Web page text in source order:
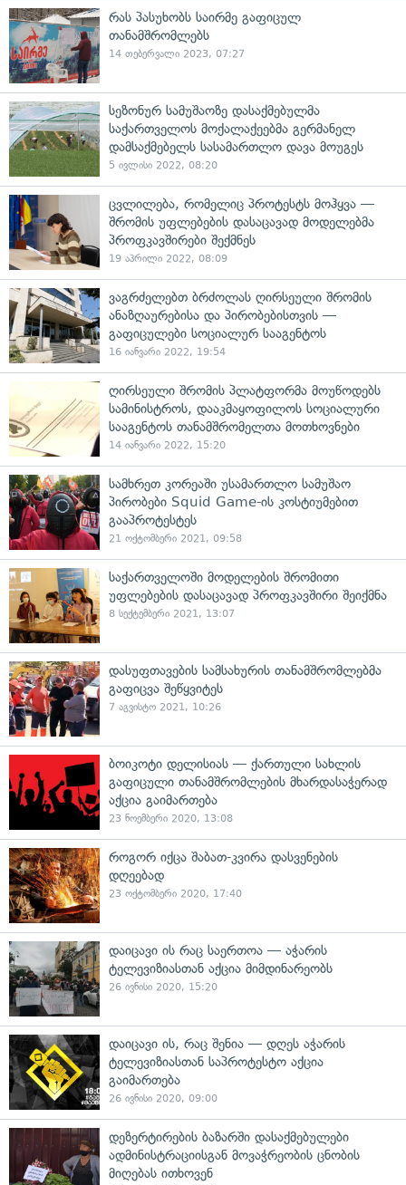
რას პასუხობს საირმე გაფიცულ
თანამშრომლებს
14 თებერვალი 2023, 07:27
სეზონურ სამუშაოზე დასაქმებულმა
საქართველოს მოქალაქეებმა გერმანელ
დამსაქმებელს სასამართლო დავა მოუგეს
5 ივლისი 2022, 08:20
ცვლილება, რომელიც პროტესტს მოჰყვა —
შრომის უფლებების დასაცავად მოდელებმა
პროფკავშირები შექმნეს
19 აპრილი 2022, 08:09
ვაგრძელებთ ბრძოლას ღირსეული შრომის
ანაზღაურებისა და პირობებისთვის —
გაფიცულები სოციალურ სააგენტოს
16 იანვარი 2022, 19:54
ღირსეული შრომის პლატფორმა მოუწოდებს
სამინისტროს, დააკმაყოფილოს სოციალური
სააგენტოს თანამშრომელთა მოთხოვნები
14 იანვარი 2022, 15:20
სამხრეთ კორეაში უსამართლო სამუშაო
პირობები Squid Game-ის კოსტიუმებით
გააპროტესტეს
21 ოქტომბერი 2021, 09:58
საქართველოში მოდელების შრომითი
უფლებების დასაცავად პროფკავშირი შეიქმნა
8 სექტემბერი 2021, 13:07
დასუფთავების სამსახურის თანამშრომლებმა
გაფიცვა შეწყვიტეს
7 აგვისტო 2021, 10:26
ბოიკოტი დელისიას — ქართული სახლის
გაფიცული თანამშრომლების მხარდასაჭერად
აქცია გაიმართება
23 ნოემბერი 2020, 13:08
როგორ იქცა შაბათ-კვირა დასვენების
დღეებად
23 ოქტომბერი 2020, 17:40
დაიცავი ის რაც საერთოა — აჭარის
ტელევიზიასთან აქცია მიმდინარეობს
26 ივნისი 2020, 15:20
დაიცავი ის, რაც შენია — დღეს აჭარის
ტელევიზიასთან საპროტესტო აქცია
გაიმართება
26 ივნისი 2020, 09:00
დეზერტირების ბაზარში დასაქმებულები
ადმინისტრაციისგან მოვაჭრეობის ცნობის
მიღებას ითხოვენ